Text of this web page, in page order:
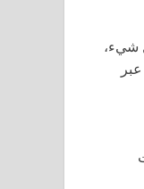
شيء،